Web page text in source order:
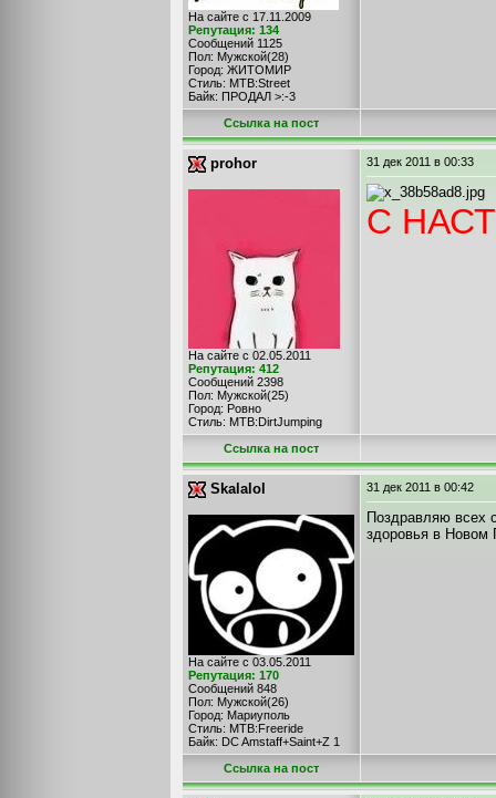
На сайте с 17.11.2009
Репутация: 134
Сообщений 1125
Пол: Мужской(28)
Город: ЖИТОМИР
Стиль: MTB:Street
Байк: ПРОДАЛ >:-3
Cсылка на пост
prohor
На сайте с 02.05.2011
Репутация: 412
Сообщений 2398
Пол: Мужской(25)
Город: Ровно
Стиль: MTB:DirtJumping
31 дек 2011 в 00:33
С
Cсылка на пост
Skalalol
На сайте с 03.05.2011
Репутация: 170
Сообщений 848
Пол: Мужской(26)
Город: Мариуполь
Стиль: MTB:Freeride
Байк: DC Amstaff+Saint+Z 1
31 дек 2011 в 00:42
Поздравляю всех
здоровья в Новом
Cсылка на пост